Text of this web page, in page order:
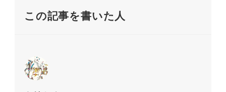
k
この記事を書いた人